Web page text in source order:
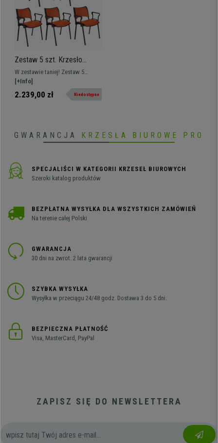
Zestaw 5 szt. Krzesło
Konferencyjne ROMEL Z
PODŁOKIETNIKAMI SKÓRA,
Sztaplowane, Czarne Nogi,
Pomarańczowe
W zestawie taniej! Zestaw 5
praktycznych i wszechstronnych
krzeseł konferencyjnych ROMEL Z
PODŁOKIETNIKAMI SKÓRA.
[+Info]
2.239,00 zł Niedostępne
GWARANCJA KRZESŁA BIUROWE PRO
SPECJALIŚCI W KATEGORII KRZESEŁ BIUROWYCH
Szeroki katalog produktów
BEZPŁATNA WYSYŁKA DLA WSZYSTKICH ZAMÓWIEŃ
Na terenie całej Polski
GWARANCJA
30 dni na zwrot. 2 lata gwarancji
SZYBKA WYSYŁKA
Wysyłka w przeciągu 24/48 godz. Dostawa 3 do 5 dni.
BEZPIECZNA PŁATNOŚĆ
Visa, MasterCard, PayPal
ZAPISZ SIĘ DO NEWSLETTERA